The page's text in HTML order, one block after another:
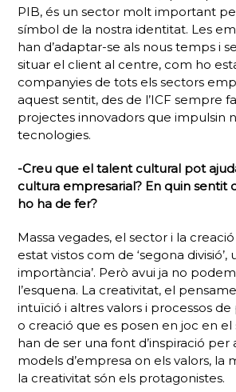
PIB, és un sector molt important
símbol de la nostra identitat. Les
han d’adaptar-se als nous temps i
situar el client al centre, com ho
companyies de tots els sectors
aquest sentit, des de l’ICF sempre
projectes innovadors que impulsin
tecnologies.
-Creu que el talent cultural pot
cultura empresarial? En quin sentit
ho ha de fer?
Massa vegades, el sector i la
estat vistos com de ‘segona divisió’,
importància’. Però avui ja no
l’esquena. La creativitat, el
intuïció i altres valors i processos de
o creació que es posen en joc en
han de ser una font d’inspiració per
models d’empresa on els valors, la
la creativitat són els protagonistes.